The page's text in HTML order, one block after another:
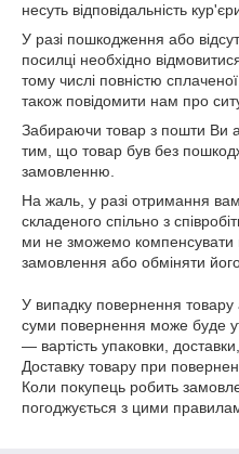
несуть відповідальність
У разі пошкодження або
посилці необхідно
тому числі повністю
також повідомити нам про
Забираючи товар з пошти Ви
тим, що товар був без
замовленню.
На жаль, у разі отримання
складеного спільно з
ми не зможемо компенсувати
замовлення або обміняти
У випадку повернення товару
суми повернення може буде
— вартість упаковки,
Доставку товару при
Коли покупець робить
погоджується з цими